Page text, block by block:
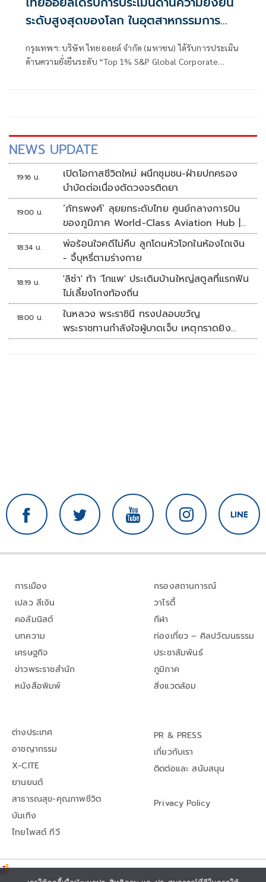
ระดับสูงสุดของโลก ในอุตสาหกรรมการ
จาก S&P Global
กรุงเทพฯ: บริษัท ไทยออยล์ จำกัด (มหาชน) ได้รับการประเมิน
ด้านความยั่งยืนระดับ “Top 1% S&P Global Corporate
NEWS UPDATE
19:16 น.
เปิดโอกาสชีวิตใหม่ ผนึกชุมชน-ฝ่ายปกครอง
บำบัดต่อเนื่องตัดวงจรติดยา
19:00 น.
‘ภัทรพงศ์’ ลุยยกระดับไทย ศูนย์กลางการบิน
ของภูมิภาค World-Class Aviation Hub |
ห้องข่าวไทยโพสต์สุดสัปดาห์
18:34 น.
พ่อร้อนใจคดีไม่คืบ ลูกโดนหัวโจกในห้องไถเงิน
- จี้บุหรี่ตามร่างกาย
18:19 น.
'ลิซ่า' ท้า 'โกแพ' ประเดิมบ้านใหญ่สตูลที่แรกฟัน
ไม่เลี้ยงโกงท้องถิ่น
18:00 น.
ในหลวง พระราชินี ทรงปลอบขวัญ
พระราชทานกำลังใจผู้บาดเจ็บ เหตุกราดยิง
รร.เทพศิรินทร์นนทบุรี
การเมือง
เปลว สีเงิน
คอลัมนิสต์
บทความ
เศรษฐกิจ
ข่าวพระราชสำนัก
หนังสือพิมพ์
กรองสถานการณ์
วาไรตี้
กีฬา
ท่องเที่ยว – ศิลปวัฒนธรรม
ประชาสัมพันธ์
ภูมิภาค
สิ่งแวดล้อม
ต่างประเทศ
อาชญากรรม
X-CITE
ยานยนต์
สาธารณสุข-คุณภาพชีวิต
บันเทิง
ไทยโพสต์ ทีวี
PR & PRESS
เกี่ยวกับเรา
ติดต่อและ สนับสนุน
Privacy Policy